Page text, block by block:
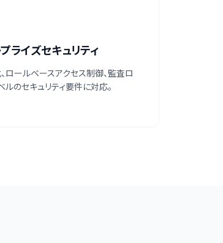
ライズセキュリティ
ロールベースアクセス制御、監査ロ
ルのセキュリティ要件に対応。